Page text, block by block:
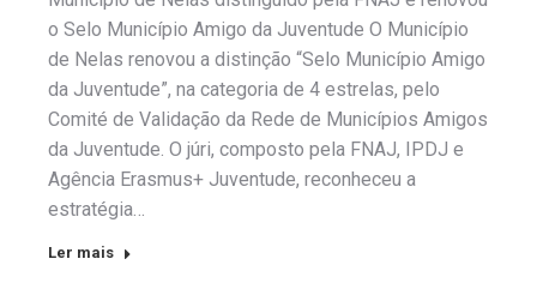
o Selo Município Amigo da Juventude O Município
de Nelas renovou a distinção “Selo Município Amigo
da Juventude”, na categoria de 4 estrelas, pelo
Comité de Validação da Rede de Municípios Amigos
da Juventude. O júri, composto pela FNAJ, IPDJ e
Agência Erasmus+ Juventude, reconheceu a
estratégia…
Ler mais